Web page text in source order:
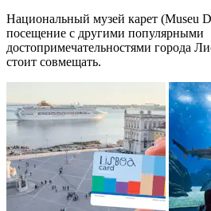
Национальный музей карет (Museu
посещение с другими популярными
достопримечательностями города
стоит совмещать.